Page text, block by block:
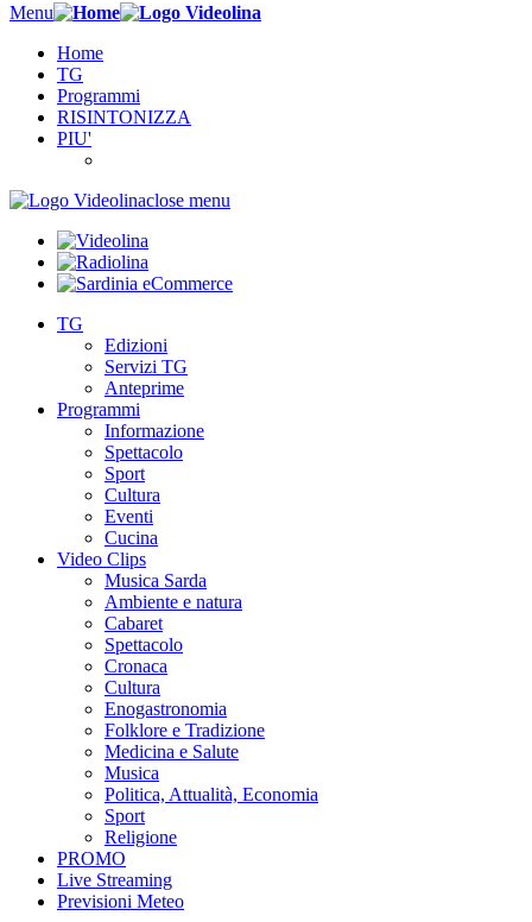
Menu
Home
TG
Programmi
RISINTONIZZA
PIU'
close menu
TG
Edizioni
Servizi TG
Anteprime
Programmi
Informazione
Spettacolo
Sport
Cultura
Eventi
Cucina
Video Clips
Musica Sarda
Ambiente e natura
Cabaret
Spettacolo
Cronaca
Cultura
Enogastronomia
Folklore e Tradizione
Medicina e Salute
Musica
Politica, Attualità, Economia
Sport
Religione
PROMO
Live Streaming
Previsioni Meteo